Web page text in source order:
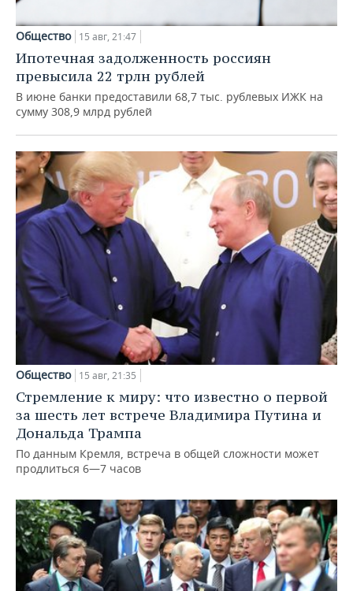
Общество 15 авг, 21:47
Ипотечная задолженность россиян
превысила 22 трлн рублей
В июне банки предоставили 68,7 тыс. рублевых ИЖК на
сумму 308,9 млрд рублей
Общество 15 авг, 21:35
Стремление к миру: что известно о первой
за шесть лет встрече Владимира Путина и
Дональда Трампа
По данным Кремля, встреча в общей сложности может
продлиться 6—7 часов